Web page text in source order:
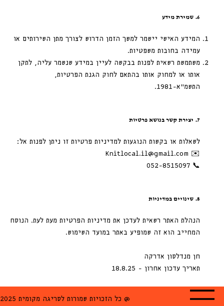
6. שמירת מידע
המידע האישי יישמר למשך הזמן הדרוש לצורך מתן השירותים או
עמידה בחובות משפטיות.
משתמשת רשאית לפנות בבקשה לעיין במידע שנשמר עליה, לתקן
אותו או למחוק אותו בהתאם לחוק הגנת הפרטיות,
התשמ”א-1981.
7. יצירת קשר בנושא פרטיות
לשאלות או בקשות הנוגעות למדיניות פרטיות זו ניתן לפנות אל:
✉️
Knitlocal.il@gmail.com
📞 052-8515097
8. שינויים במדיניות
הנהלת האתר רשאית לעדכן את מדיניות הפרטיות מעת לעת. הנוסח
המחייב הוא זה שמופיע באתר במועד השימוש.
חן מנדלסון אדרקה
תאריך עדכון אחרון - 18.8.25
2025 כל הזכויות שמורות לסריגה מקומית @